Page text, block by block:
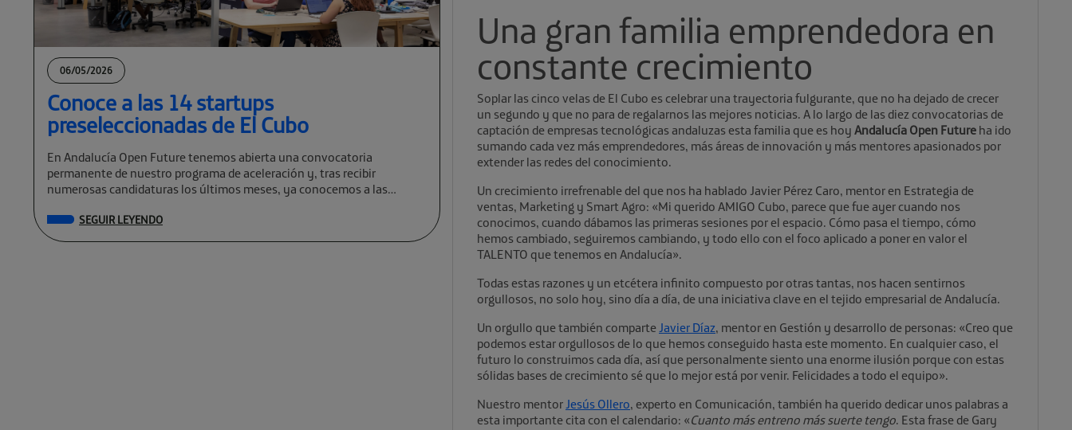
06/05/2026
Conoce a las 14 startups
preseleccionadas de El Cubo
En Andalucía Open Future tenemos abierta una convocatoria
permanente de nuestro programa de aceleración y, tras recibir
numerosas candidaturas los últimos meses, ya conocemos a las
SEGUIR LEYENDO
Una gran familia emprendedora en
constante crecimiento
Soplar las cinco velas de El Cubo es celebrar una trayectoria fulgurante, que no ha dejado de crecer
un segundo y que no para de regalarnos las mejores noticias. A lo largo de las diez convocatorias de
captación de empresas tecnológicas andaluzas esta familia que es hoy Andalucía Open Future ha ido
sumando cada vez más emprendedores, más áreas de innovación y más mentores apasionados por
extender las redes del conocimiento.
Un crecimiento irrefrenable del que nos ha hablado Javier Pérez Caro, mentor en Estrategia de
ventas, Marketing y Smart Agro: «Mi querido AMIGO Cubo, parece que fue ayer cuando nos
conocimos, cuando dábamos las primeras sesiones por el espacio. Cómo pasa el tiempo, cómo
hemos cambiado, seguiremos cambiando, y todo ello con el foco aplicado a poner en valor el
TALENTO que tenemos en Andalucía».
Todas estas razones y un etcétera infinito compuesto por otras tantas, nos hacen sentirnos
orgullosos, no solo hoy, sino día a día, de una iniciativa clave en el tejido empresarial de Andalucía.
Un orgullo que también comparteJavier Díaz, mentor en Gestión y desarrollo de personas: «Creo que
podemos estar orgullosos de lo que hemos conseguido hasta este momento. En cualquier caso, el
futuro lo construimos cada día, así que personalmente siento una enorme ilusión porque con estas
sólidas bases de crecimiento sé que lo mejor está por venir. Felicidades a todo el equipo».
Nuestro mentorJesús Ollero, experto en Comunicación, también ha querido dedicar unos palabras a
esta importante cita con el calendario: «Cuanto más entreno más suerte tengo. Esta frase de Gary